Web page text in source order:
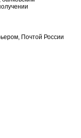
Почтой России